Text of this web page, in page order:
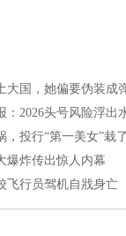
大国，她偏要伪装成
：2026头号风险浮出
，投行“第一美女”栽了
爆炸传出惊人内幕
飞行员驾机自戕身亡